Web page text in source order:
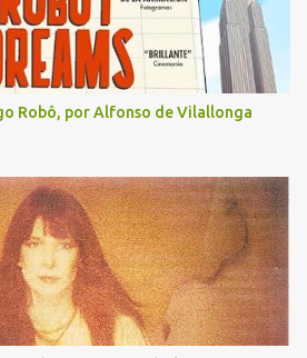
Robô, por Alfonso de Vilallonga